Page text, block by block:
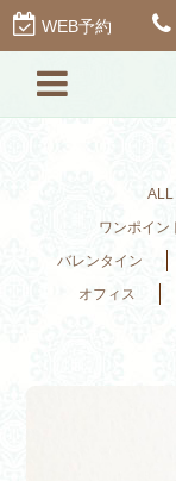
WEB予約
ALL
ワンポイン
バレンタイン
オフィス